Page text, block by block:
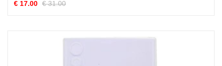
€ 17.00 € 31.00